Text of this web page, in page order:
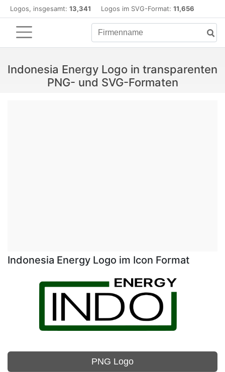
Logos, insgesamt: 13,341 Logos im SVG-Format: 11,656
Indonesia Energy Logo in transparenten
PNG- und SVG-Formaten
Indonesia Energy Logo im Icon Format
PNG Logo